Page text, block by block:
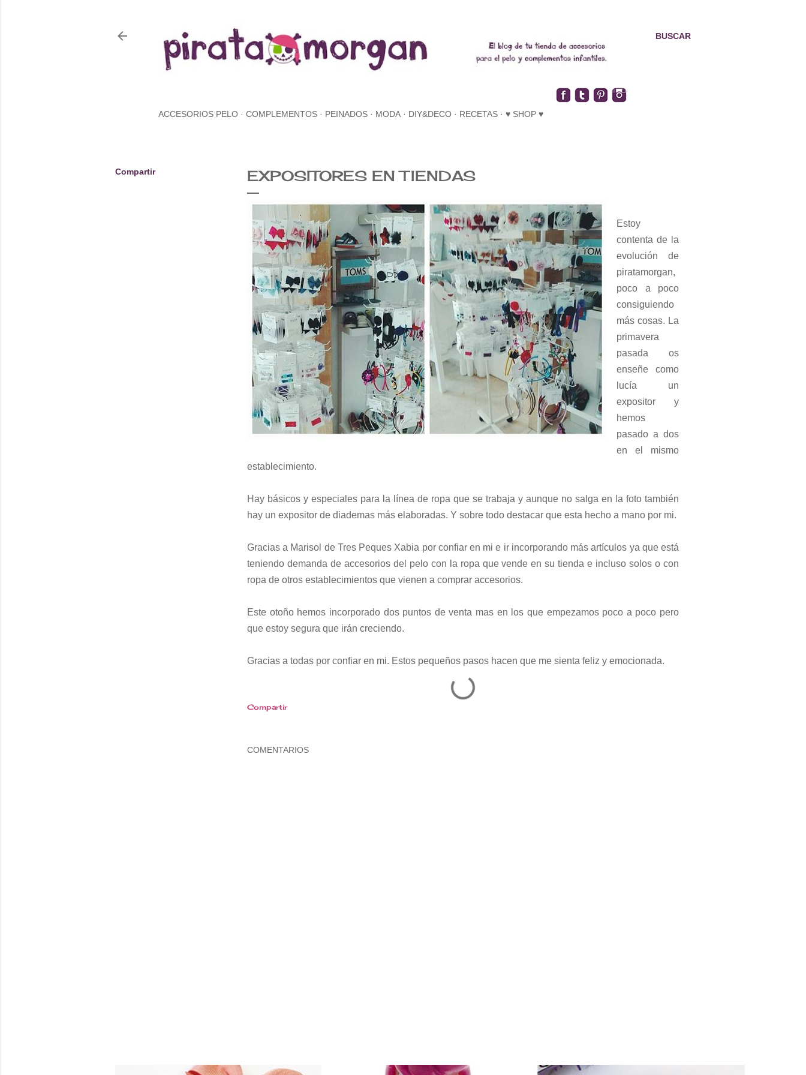
BUSCAR
ACCESORIOS PELO COMPLEMENTOS PEINADOS MODA DIY&DECO RECETAS ♥ SHOP ♥
Compartir EXPOSITORES EN TIENDAS
Estoy
contenta de la
evolución de
piratamorgan,
poco a poco
consiguiendo
más cosas. La
primavera
pasada os
enseñe como
lucía un
expositor y
hemos
pasado a dos
en el mismo
establecimiento.
Hay básicos y especiales para la línea de ropa que se trabaja y aunque no salga en la foto también
hay un expositor de diademas más elaboradas. Y sobre todo destacar que esta hecho a mano por mi.
Gracias a Marisol de Tres Peques Xabia por confiar en mi e ir incorporando más artículos ya que está
teniendo demanda de accesorios del pelo con la ropa que vende en su tienda e incluso solos o con
ropa de otros establecimientos que vienen a comprar accesorios.
Este otoño hemos incorporado dos puntos de venta mas en los que empezamos poco a poco pero
que estoy segura que irán creciendo.
Gracias a todas por confiar en mi. Estos pequeños pasos hacen que me sienta feliz y emocionada.
Compartir
COMENTARIOS